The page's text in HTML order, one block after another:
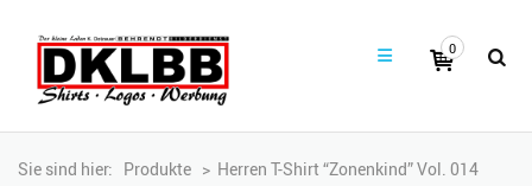
0
Sie sind hier: Produkte > Herren T-Shirt “Zonenkind” Vol. 014